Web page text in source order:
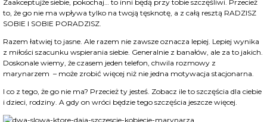
Zaakceptujże siebie, pokochaj… to inni będą przy tobie szczęśliwi. Przecież
to, że go nie ma wpływa tylko na twoją tęsknotę, a z całą resztą RADZISZ
SOBIE I SOBIE PORADZISZ.
Razem łatwiej to jasne. Ale razem nie zawsze oznacza lepiej. Lepiej wynika
z miłości szacunku wspierania siebie. Generalnie z banałów, ale za to jakich.
Doskonale wiemy, że czasem jeden telefon, chwila rozmowy z
marynarzem – może zrobić więcej niż nie jedna motywacja stacjonarna.
I co z tego, że go nie ma? Przecież ty jesteś. Zobacz ile to szczęścia dla ciebie
i dzieci, rodziny. A gdy on wróci będzie tego szczęścia jeszcze więcej.